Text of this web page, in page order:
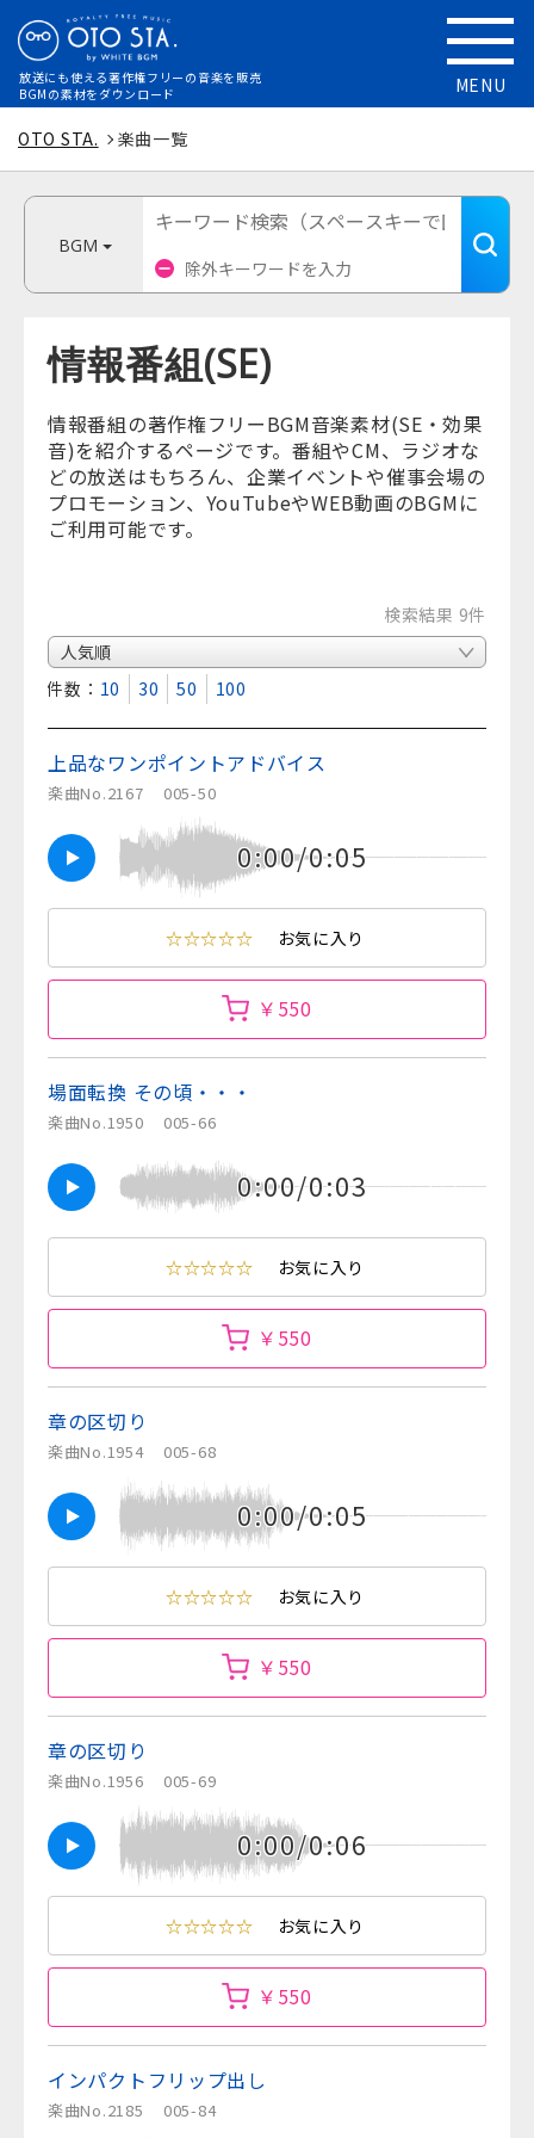
放送にも使える著作権フリーの音楽を販売
BGMの素材をダウンロード
MENU
OTO STA. 楽曲一覧
BGM
情報番組(SE)
情報番組の著作権フリーBGM音楽素材(SE・効果
音)を紹介するページです。番組やCM、ラジオな
どの放送はもちろん、企業イベントや催事会場の
プロモーション、YouTubeやWEB動画のBGMに
ご利用可能です。
検索結果 9件
表示件数： 10 30 50 100
上品なワンポイントアドバイス
楽曲No.2167 005-50
0:00/0:05
☆☆☆☆☆ お気に入り
￥550
場面転換 その頃・・・
楽曲No.1950 005-66
0:00/0:03
☆☆☆☆☆ お気に入り
￥550
章の区切り
楽曲No.1954 005-68
0:00/0:05
☆☆☆☆☆ お気に入り
￥550
章の区切り
楽曲No.1956 005-69
0:00/0:06
☆☆☆☆☆ お気に入り
￥550
インパクトフリップ出し
楽曲No.2185 005-84